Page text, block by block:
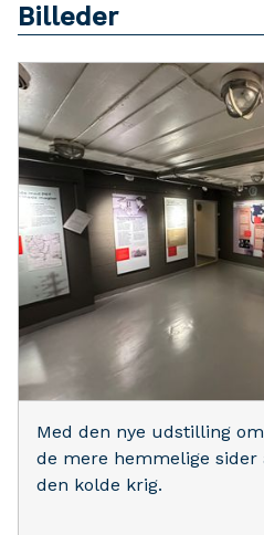
Billeder
Med den nye udstilling
de mere hemmelige sider
den kolde krig.